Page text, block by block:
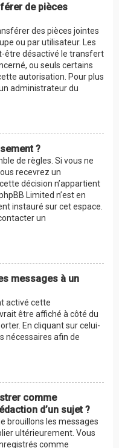
de pièces
des pièces jointes
ou par utilisateur. Les
être désactivé le transfert
ou seuls certains
autorisation. Pour plus
administrateur du
?
de règles. Si vous ne
recevrez un
décision n’appartient
Limited n’est en
instauré sur cet espace.
un
messages à un
activé cette
être affiché à côté du
En cliquant sur celui-
nécessaires afin de
comme
d’un sujet ?
brouillons les messages
ultérieurement. Vous
comme